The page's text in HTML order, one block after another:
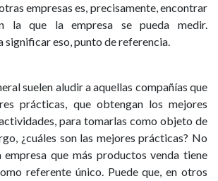
empresas es, precisamente, encontrar
la que la empresa se pueda medir.
significar eso, punto de referencia.
suelen aludir a aquellas compañías que
prácticas, que obtengan los mejores
para tomarlas como objeto de
¿cuáles son las mejores prácticas? No
empresa que más productos venda tiene
referente único. Puede que, en otros